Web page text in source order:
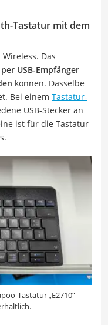
Tastatur mit dem
Das
per USB-Empfänger
können. Dasselbe
Bei einem Tastatur-
USB-Stecker an
ist für die Tastatur
Tastatur „E2710“